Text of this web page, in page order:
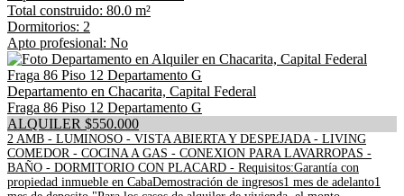
Total construido: 80.0 m²
Dormitorios: 2
Apto profesional: No
Departamento en Chacarita, Capital Federal
Fraga 86 Piso 12 Departamento G
ALQUILER $550.000
2 AMB - LUMINOSO - VISTA ABIERTA Y DESPEJADA - LIVING
COMEDOR - COCINA A GAS - CONEXION PARA LAVARROPAS -
BAÑO - DORMITORIO CON PLACARD - Requisitos:Garantía con
propiedad inmueble en CabaDemostración de ingresos1 mes de adelanto1